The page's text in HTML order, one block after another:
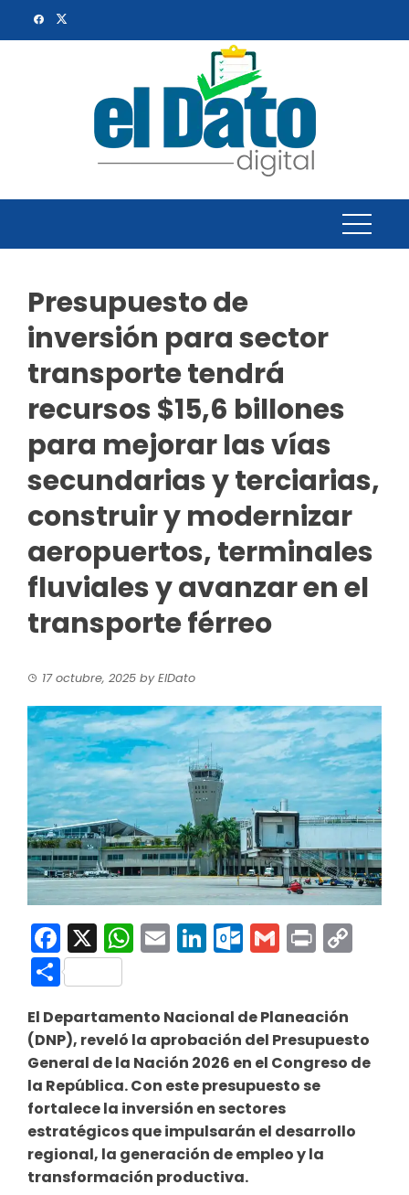
Presupuesto de
inversión para sector
transporte tendrá
recursos $15,6 billones
para mejorar las vías
secundarias y terciarias,
construir y modernizar
aeropuertos, terminales
fluviales y avanzar en el
transporte férreo
17 octubre, 2025 byElDato
Facebook
X WhatsApp
EmailLinkedInGmail
Print
Compartir
El Departamento Nacional de Planeación
(DNP), reveló la aprobación del Presupuesto
General de la Nación 2026 en el Congreso de
la República. Con este presupuesto se
fortalece la inversión en sectores
estratégicos que impulsarán el desarrollo
regional, la generación de empleo y la
transformación productiva.